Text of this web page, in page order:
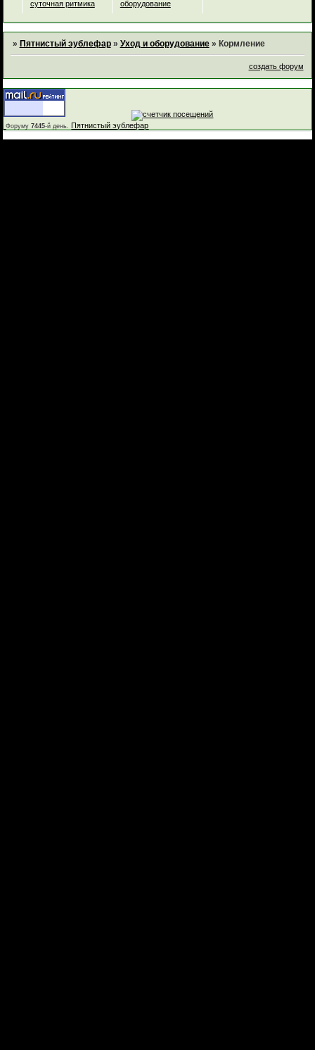
суточная ритмика оборудование
» Пятнистый эублефар » Уход и оборудование » Кормление
создать форум
Форуму7445-й день. Пятнистый эублефар